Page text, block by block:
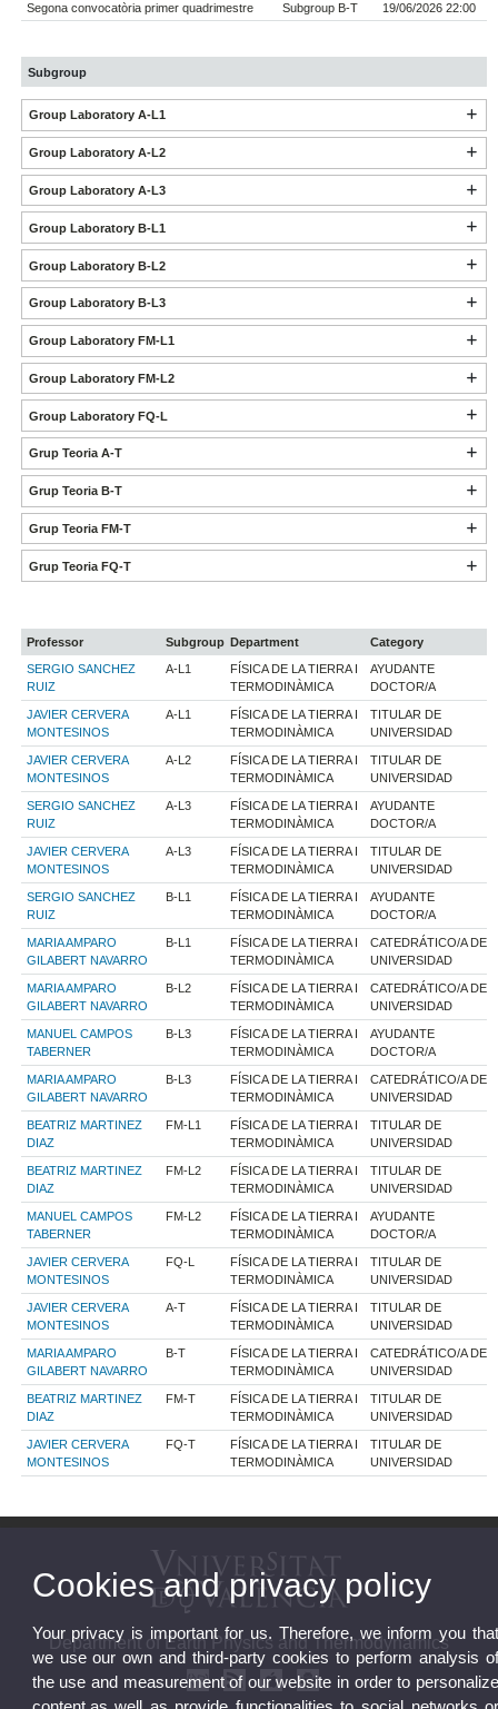
Segona convocatòria primer quadrimestre
Subgroup B-T 19/06/2026 22:00
Subgroup
Group Laboratory A-L1
Group Laboratory A-L2
Group Laboratory A-L3
Group Laboratory B-L1
Group Laboratory B-L2
Group Laboratory B-L3
Group Laboratory FM-L1
Group Laboratory FM-L2
Group Laboratory FQ-L
Grup Teoria A-T
Grup Teoria B-T
Grup Teoria FM-T
Grup Teoria FQ-T
Professor Subgroup Department
Category
SERGIO SANCHEZ
RUIZ
A-L1
FÍSICA DE LA TIERRA I
TERMODINÀMICA
AYUDANTE
DOCTOR/A
JAVIER CERVERA
MONTESINOS
A-L1
FÍSICA DE LA TIERRA I
TERMODINÀMICA
TITULAR DE
UNIVERSIDAD
JAVIER CERVERA
MONTESINOS
A-L2
FÍSICA DE LA TIERRA I
TERMODINÀMICA
TITULAR DE
UNIVERSIDAD
SERGIO SANCHEZ
RUIZ
A-L3
FÍSICA DE LA TIERRA I
TERMODINÀMICA
AYUDANTE
DOCTOR/A
JAVIER CERVERA
MONTESINOS
A-L3
FÍSICA DE LA TIERRA I
TERMODINÀMICA
TITULAR DE
UNIVERSIDAD
SERGIO SANCHEZ
RUIZ
B-L1
FÍSICA DE LA TIERRA I
TERMODINÀMICA
AYUDANTE
DOCTOR/A
MARIA AMPARO
GILABERT NAVARRO
B-L1
FÍSICA DE LA TIERRA I
TERMODINÀMICA
CATEDRÁTICO/A DE
UNIVERSIDAD
MARIA AMPARO
GILABERT NAVARRO
B-L2
FÍSICA DE LA TIERRA I
TERMODINÀMICA
CATEDRÁTICO/A DE
UNIVERSIDAD
MANUEL CAMPOS
TABERNER
B-L3
FÍSICA DE LA TIERRA I
TERMODINÀMICA
AYUDANTE
DOCTOR/A
MARIA AMPARO
GILABERT NAVARRO
B-L3
FÍSICA DE LA TIERRA I
TERMODINÀMICA
CATEDRÁTICO/A DE
UNIVERSIDAD
BEATRIZ MARTINEZ
DIAZ
FM-L1
FÍSICA DE LA TIERRA I
TERMODINÀMICA
TITULAR DE
UNIVERSIDAD
BEATRIZ MARTINEZ
DIAZ
FM-L2
FÍSICA DE LA TIERRA I
TERMODINÀMICA
TITULAR DE
UNIVERSIDAD
MANUEL CAMPOS
TABERNER
FM-L2
FÍSICA DE LA TIERRA I
TERMODINÀMICA
AYUDANTE
DOCTOR/A
JAVIER CERVERA
MONTESINOS
FQ-L
FÍSICA DE LA TIERRA I
TERMODINÀMICA
TITULAR DE
UNIVERSIDAD
JAVIER CERVERA
MONTESINOS
A-T
FÍSICA DE LA TIERRA I
TERMODINÀMICA
TITULAR DE
UNIVERSIDAD
MARIA AMPARO
GILABERT NAVARRO
B-T
FÍSICA DE LA TIERRA I
TERMODINÀMICA
CATEDRÁTICO/A DE
UNIVERSIDAD
BEATRIZ MARTINEZ
DIAZ
FM-T
FÍSICA DE LA TIERRA I
TERMODINÀMICA
TITULAR DE
UNIVERSIDAD
JAVIER CERVERA
MONTESINOS
FQ-T
FÍSICA DE LA TIERRA I
TERMODINÀMICA
TITULAR DE
UNIVERSIDAD
Department of Earth Physics and Thermodynamics
Cookies and privacy policy
Your privacy is important for us. Therefore, we inform you
we use our own and third-party cookies to perform analysis
the use and measurement of our website in order to